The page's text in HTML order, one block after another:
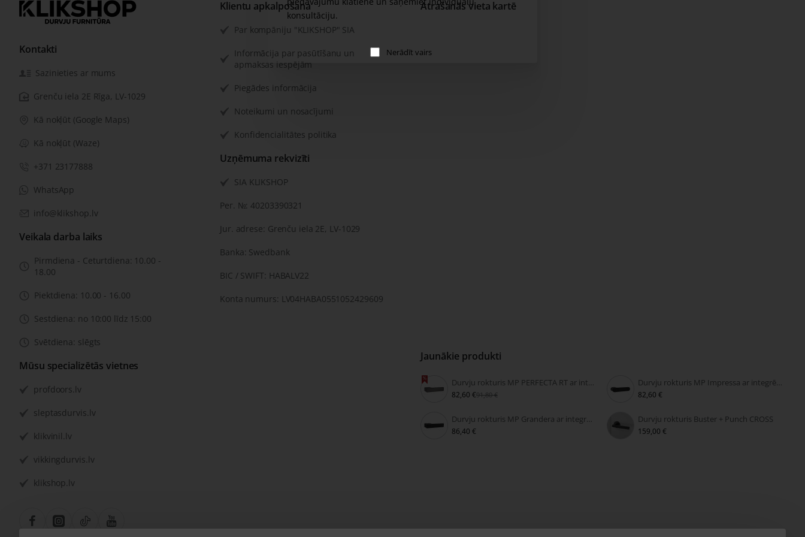
konsultāciju.
Nerādīt vairs
Kontakti
Sazinieties ar mums
Grenču iela 2E Rīga, LV-1029
Kā nokļūt (Google Maps)
Kā nokļūt (Waze)
+371 23177888
WhatsApp
info@klikshop.lv
Veikala darba laiks
Pirmdiena - Ceturtdiena: 10.00 -
18.00
Piektdiena: 10.00 - 16.00
Sestdiena: no 10:00 līdz 15:00
Svētdiena: slēgts
Mūsu specializētās vietnes
profdoors.lv
sleptasdurvis.lv
klikvinil.lv
vikkingdurvis.lv
klikshop.lv
Klientu apkalpošana
Par kompāniju "KLIKSHOP" SIA
Informācija par pasūtīšanu un
apmaksas iespējām
Piegādes informācija
Noteikumi un nosacījumi
Konfidencialitātes politika
Uzņēmuma rekvizīti
SIA KLIKSHOP
Рег. №: 40203390321
Jur. adrese: Grenču iela 2E, LV-1029
Banka: Swedbank
BIC / SWIFT: HABALV22
Konta numurs: LV04HABA0551052429609
Atrašanās vieta kartē
Jaunākie produkti
Durvju rokturis MP PERFECTA RT ar integrētu slēdzeni
82,60 €91,80 €
Durvju rokturis MP Impressa ar integrētu slēdzeni
82,60 €
Durvju rokturis MP Grandera ar integrētu slēdzeni
86,40 €
Durvju rokturis Buster + Punch CROSS
159,00 €